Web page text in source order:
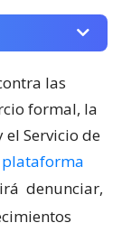
las
formal, la
el Servicio de
denunciar,